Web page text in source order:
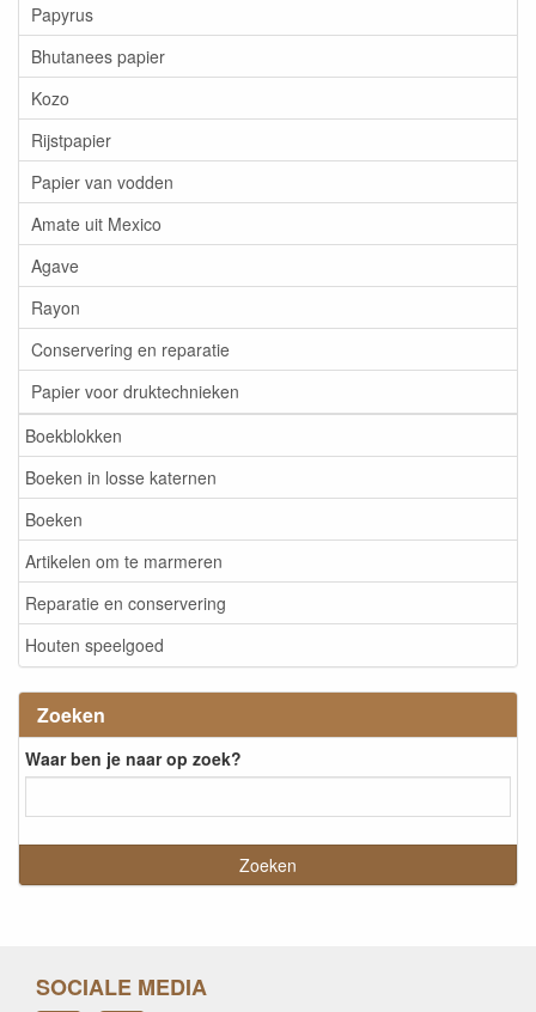
Papyrus
Bhutanees papier
Kozo
Rijstpapier
Papier van vodden
Amate uit Mexico
Agave
Rayon
Conservering en reparatie
Papier voor druktechnieken
Boekblokken
Boeken in losse katernen
Boeken
Artikelen om te marmeren
Reparatie en conservering
Houten speelgoed
Zoeken
Waar ben je naar op zoek?
SOCIALE MEDIA